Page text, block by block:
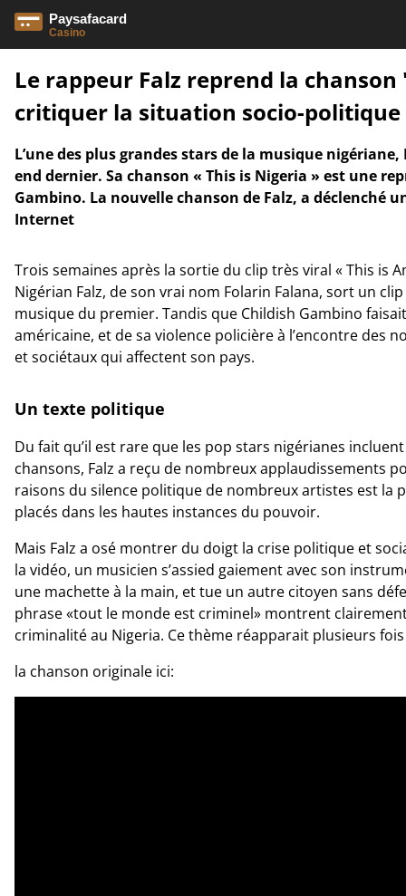
Le rappeur Falz reprend la
critiquer la situation socio-
L’une des plus grandes stars de la musique
end dernier. Sa chanson « This is Nigeria » est une
Gambino. La nouvelle chanson de Falz, a déclenché
Internet
Trois semaines après la sortie du clip très viral « This is
Nigérian Falz, de son vrai nom Folarin Falana, sort un
musique du premier. Tandis que Childish Gambino
américaine, et de sa violence policière à l’encontre des
et sociétaux qui affectent son pays.
Un texte politique
Du fait qu’il est rare que les pop stars nigérianes
chansons, Falz a reçu de nombreux applaudissements
raisons du silence politique de nombreux artistes est la
placés dans les hautes instances du pouvoir.
Mais Falz a osé montrer du doigt la crise politique et
la vidéo, un musicien s’assied gaiement avec son
une machette à la main, et tue un autre citoyen sans
phrase «tout le monde est criminel» montrent
criminalité au Nigeria. Ce thème réapparait plusieurs
la chanson originale ici: